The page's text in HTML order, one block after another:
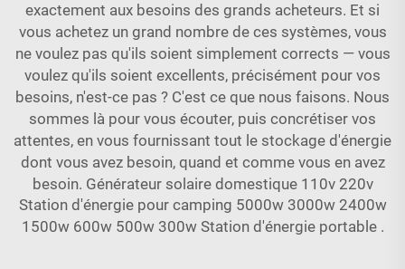
exactement aux besoins des grands acheteurs. Et si
vous achetez un grand nombre de ces systèmes, vous
ne voulez pas qu'ils soient simplement corrects — vous
voulez qu'ils soient excellents, précisément pour vos
besoins, n'est-ce pas ? C'est ce que nous faisons. Nous
sommes là pour vous écouter, puis concrétiser vos
attentes, en vous fournissant tout le stockage d'énergie
dont vous avez besoin, quand et comme vous en avez
besoin. Générateur solaire domestique 110v 220v
Station d'énergie pour camping 5000w 3000w 2400w
1500w 600w 500w 300w Station d'énergie portable .